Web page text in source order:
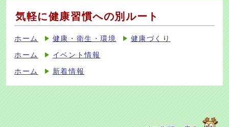
気軽に健康習慣への別ルート
ホーム 健康・衛生・環境 健康づくり
ホーム イベント情報
ホーム 新着情報